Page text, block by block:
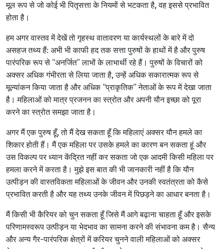
मूल रूप से जो कोई भी पितृसत्ता के नियमों से भटकता है, वह इससे प्रभावित
होता है।
हम अगर वास्तव में देखें तो गृहस्थ वातावरण या कार्यस्थलों के बारे में दो
असहज तथ्य हैं: अभी भी काफी हद तक सत्ता पुरुषों के हाथों में है और पुरुष
पारंपरिक रूप से “अनर्जित” लाभों के लाभार्थी रहे हैं। पुरुषों के विचारों को
अक्सर अधिक गंभीरता से लिया जाता है, उन्हें अधिक सकारात्मक रूप से
मूल्यांकन किया जाता है और अधिक “प्राकृतिक” नेताओं के रूप में देखा जाता
है। महिलाओं को मात्र प्रजनन का स्त्रोत और अपनी यौन इच्छा को पूरा
करने का स्त्रोत समझा जाता है।
अगर मैं एक पुरुष हूँ, तो मैं देख सकता हूँ कि महिलाएं अक्सर यौन हमले का
शिकार होती हैं। मैं एक महिला पर उसके हमले का कारण बन सकता हूं और
उस विकल्प पर ध्यान केंद्रित नहीं कर सकता जो एक आदमी किसी महिला पर
हमला करने में करता है। मुझे इस बात की भी जानकारी नहीं है कि यौन
उत्पीड़न की वास्तविकता महिलाओं के जीवन और उनकी स्वतंत्रता को कैसे
प्रभावित करती है और यह तथ्य उनके जीवन में पिछड़ने का आधार बनता है।
मैं किसी भी कैरियर को चुन सकता हूँ जिसे मैं आगे बढ़ाना चाहता हूँ और इसके
परिणामस्वरूप उत्पीड़न या भेदभाव का सामना करने की संभावना कम है। सैन्य
और अन्य गैर-पारंपरिक क्षेत्रों में करियर चुनने वाली महिलाओं को अक्सर